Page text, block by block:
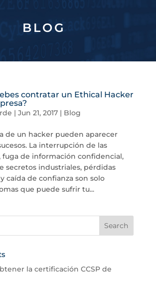
BLOG
contratar un Ethical Hacker
| Jun 21, 2017| Blog
de un hacker pueden aparecer
La interrupción de las
fuga de información confidencial,
secretos industriales, pérdidas
caída de confianza son solo
que puede sufrir tu...
la certificación CCSP de